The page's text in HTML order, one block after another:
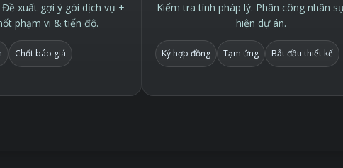
Đề xuất gợi ý gói dịch vụ +
phạm vi & tiến độ.
Chốt báo giá
Kiểm tra tính pháp lý. Phân công nhân
hiện dự án.
Ký hợp đồng Tạm ứng Bắt đầu thiết kế